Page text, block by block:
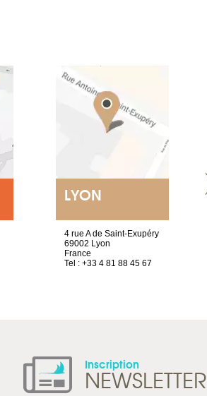
LYON
4 rue A de Saint-Exupéry
69002 Lyon
France
Tel : +33 4 81 88 45 67
Inscription
NEWSLETTER